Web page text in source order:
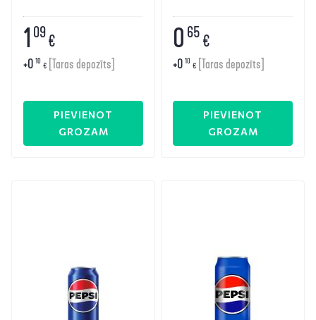
1 09€
+0 10 € [Taras depozīts]
PIEVIENOT
GROZAM
0 65€
+0 10 € [Taras depozīts]
PIEVIENOT
GROZAM